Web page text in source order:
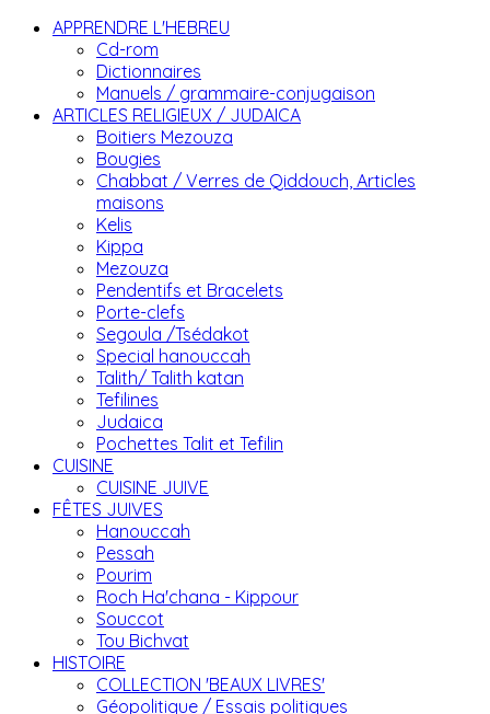
APPRENDRE L'HEBREU
Cd-rom
Dictionnaires
Manuels / grammaire-conjugaison
ARTICLES RELIGIEUX / JUDAICA
Boitiers Mezouza
Bougies
Chabbat / Verres de Qiddouch, Articles
maisons
Kelis
Kippa
Mezouza
Pendentifs et Bracelets
Porte-clefs
Segoula /Tsédakot
Special hanouccah
Talith/ Talith katan
Tefilines
Judaica
Pochettes Talit et Tefilin
CUISINE
CUISINE JUIVE
FÊTES JUIVES
Hanouccah
Pessah
Pourim
Roch Ha'chana - Kippour
Souccot
Tou Bichvat
HISTOIRE
COLLECTION 'BEAUX LIVRES'
Géopolitique / Essais politiques